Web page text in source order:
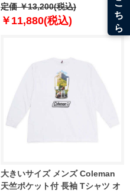
dm0dm21591
定価 ￥13,200(税込)
￥11,880(税込)
大きいサイズ メンズ Coleman
天竺ポケット付 長袖 Tシャツ オ